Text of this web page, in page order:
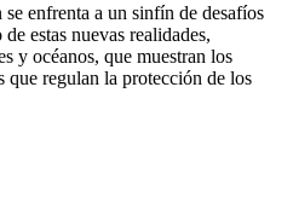
enfrenta a un sinfín de desafíos
estas nuevas realidades,
y océanos, que muestran los
que regulan la protección de los